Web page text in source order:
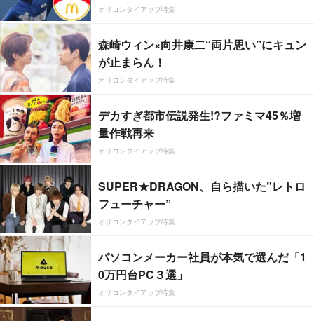
オリコンタイアップ特集
森崎ウィン×向井康二“両片思い”にキュン
が止まらん！
オリコンタイアップ特集
デカすぎ都市伝説発生!?ファミマ45％増
量作戦再来
オリコンタイアップ特集
SUPER★DRAGON、自ら描いた”レトロ
フューチャー”
オリコンタイアップ特集
パソコンメーカー社員が本気で選んだ「1
0万円台PC３選」
オリコンタイアップ特集